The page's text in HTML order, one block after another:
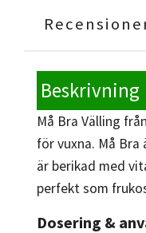
Beskrivning
Må Bra Välling
för vuxna. Må Bra
är berikad med
perfekt som
Dosering &